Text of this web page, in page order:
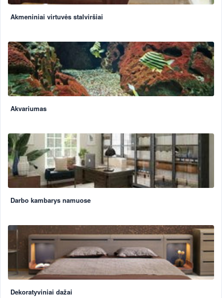
Akmeniniai virtuvės stalviršiai
Akvariumas
Darbo kambarys namuose
Dekoratyviniai dažai